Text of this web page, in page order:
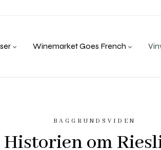
Winemarket Goes French
BAGGRUNDSVIDEN
Historien om